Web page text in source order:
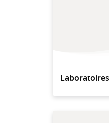
Laboratoires